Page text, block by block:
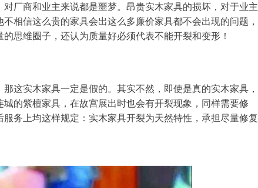
厂商和业主来说都是噩梦。昂贵实木家具的损坏，对于业主
相信这么贵的家具会出这么多廉价家具都不会出现的问题，
思维圈子，还认为质量好必须代表不能开裂和变形！
这实木家具一定是假的。其实不然，即使是真的实木家具，
的紫檀家具，在故宫展出时也会有开裂现象，同样需要修
务上均这样规定：实木家具开裂为天然特性，承担尽量修复